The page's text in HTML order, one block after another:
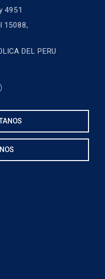
4951
15088,
DEL PERU